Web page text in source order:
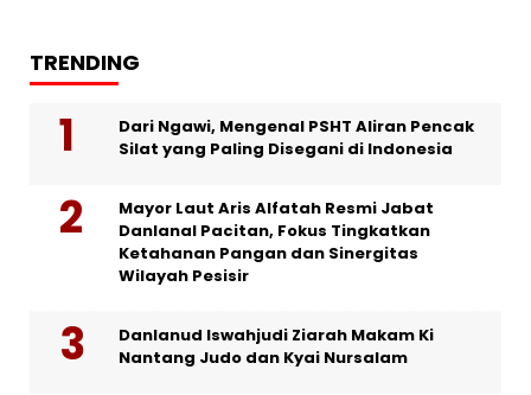
TRENDING
Dari Ngawi, Mengenal PSHT Aliran Pencak
Silat yang Paling Disegani di Indonesia
Mayor Laut Aris Alfatah Resmi Jabat
Danlanal Pacitan, Fokus Tingkatkan
Ketahanan Pangan dan Sinergitas
Wilayah Pesisir
Danlanud Iswahjudi Ziarah Makam Ki
Nantang Judo dan Kyai Nursalam